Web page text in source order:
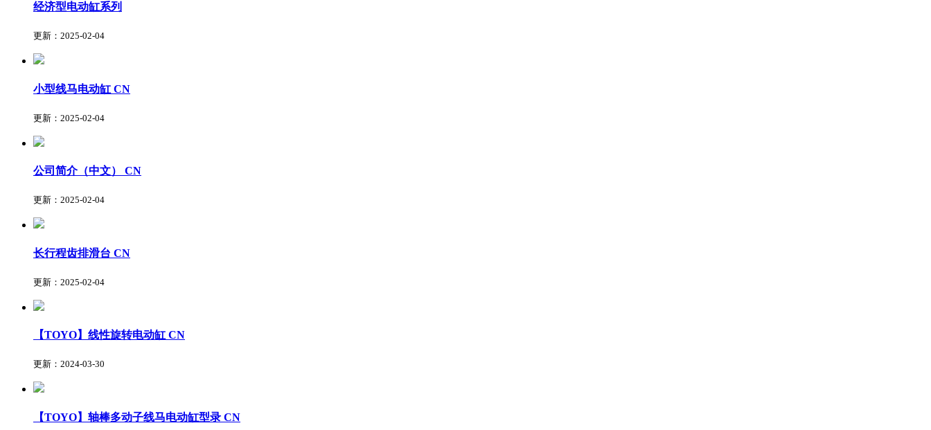
经济型电动缸系列
更新：2025-02-04
小型线马电动缸 CN
更新：2025-02-04
公司简介（中文） CN
更新：2025-02-04
长行程齿排滑台 CN
更新：2025-02-04
【TOYO】线性旋转电动缸 CN
更新：2024-03-30
【TOYO】轴棒多动子线马电动缸型录 CN